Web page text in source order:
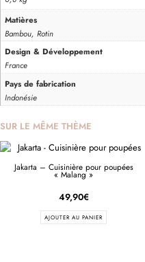
Matières
Bambou, Rotin
Design & Développement
France
Pays de fabrication
Indonésie
SUR LE MÊME THÈME
Jakarta – Cuisinière pour poupées
« Malang »
49,90€
AJOUTER AU PANIER